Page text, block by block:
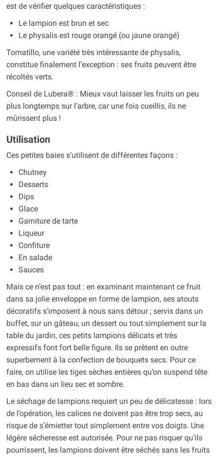
est de vérifier quelques caractéristiques :
Le lampion est brun et sec
Le physalis est rouge orangé (ou jaune orangé)
Tomatillo, une variété très intéressante de physalis,
constitue finalement l’exception : ses fruits peuvent être
récoltés verts.
Conseil de Lubera® : Mieux vaut laisser les fruits un peu
plus longtemps sur l’arbre, car une fois cueillis, ils ne
mûrissent plus !
Utilisation
Ces petites baies s’utilisent de différentes façons :
Chutney
Desserts
Dips
Glace
Garniture de tarte
Liqueur
Confiture
En salade
Sauces
Mais ce n’est pas tout : en examinant maintenant ce fruit
dans sa jolie enveloppe en forme de lampion, ses atouts
décoratifs s’imposent à nous sans détour ; servis dans un
buffet, sur un gâteau, un dessert ou tout simplement sur la
table du jardin, ces petits lampions délicats et très
expressifs font fort belle figure. Ils se prêtent en outre
superbement à la confection de bouquets secs. Pour ce
faire, on utilise les tiges sèches entières qu’on suspend tête
en bas dans un lieu sec et sombre.
Le séchage de lampions requiert un peu de délicatesse : lors
de l’opération, les calices ne doivent pas être trop secs, au
risque de s’émietter tout simplement entre vos doigts. Une
légère sécheresse est autorisée. Pour ne pas risquer qu’ils
pourrissent, les lampions doivent être séchés sans les fruits